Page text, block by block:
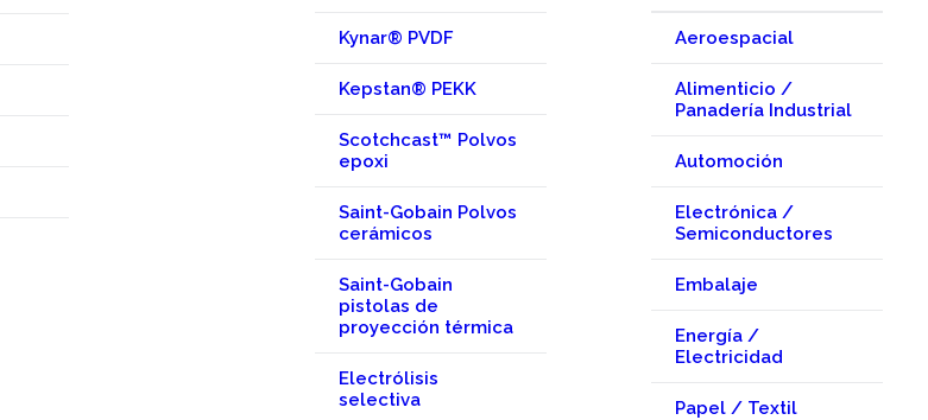
Kynar® PVDF
Kepstan® PEKK
Scotchcast™ Polvos
epoxi
Saint-Gobain Polvos
cerámicos
Saint-Gobain
pistolas de
proyección térmica
Electrólisis
selectiva
Aeroespacial
Alimenticio /
Panadería Industrial
Automoción
Electrónica /
Semiconductores
Embalaje
Energía /
Electricidad
Papel / Textil